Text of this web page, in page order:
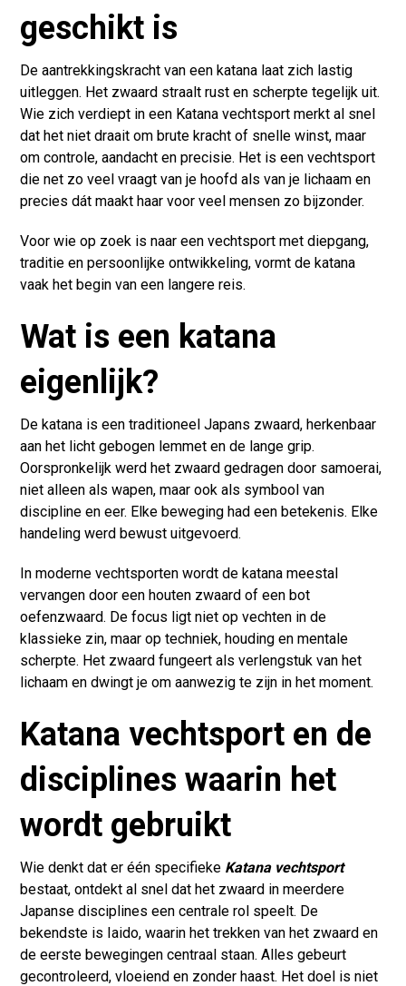
geschikt is
De aantrekkingskracht van een katana laat zich lastig
uitleggen. Het zwaard straalt rust en scherpte tegelijk uit.
Wie zich verdiept in een Katana vechtsport merkt al snel
dat het niet draait om brute kracht of snelle winst, maar
om controle, aandacht en precisie. Het is een vechtsport
die net zo veel vraagt van je hoofd als van je lichaam en
precies dát maakt haar voor veel mensen zo bijzonder.
Voor wie op zoek is naar een vechtsport met diepgang,
traditie en persoonlijke ontwikkeling, vormt de katana
vaak het begin van een langere reis.
Wat is een katana
eigenlijk?
De katana is een traditioneel Japans zwaard, herkenbaar
aan het licht gebogen lemmet en de lange grip.
Oorspronkelijk werd het zwaard gedragen door samoerai,
niet alleen als wapen, maar ook als symbool van
discipline en eer. Elke beweging had een betekenis. Elke
handeling werd bewust uitgevoerd.
In moderne vechtsporten wordt de katana meestal
vervangen door een houten zwaard of een bot
oefenzwaard. De focus ligt niet op vechten in de
klassieke zin, maar op techniek, houding en mentale
scherpte. Het zwaard fungeert als verlengstuk van het
lichaam en dwingt je om aanwezig te zijn in het moment.
Katana vechtsport en de
disciplines waarin het
wordt gebruikt
Wie denkt dat er één specifieke Katana vechtsport
bestaat, ontdekt al snel dat het zwaard in meerdere
Japanse disciplines een centrale rol speelt. De
bekendste is Iaido, waarin het trekken van het zwaard en
de eerste bewegingen centraal staan. Alles gebeurt
gecontroleerd, vloeiend en zonder haast. Het doel is niet